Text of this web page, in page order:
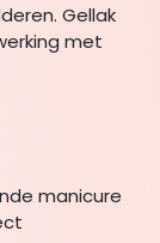
Gellak
met
manicure